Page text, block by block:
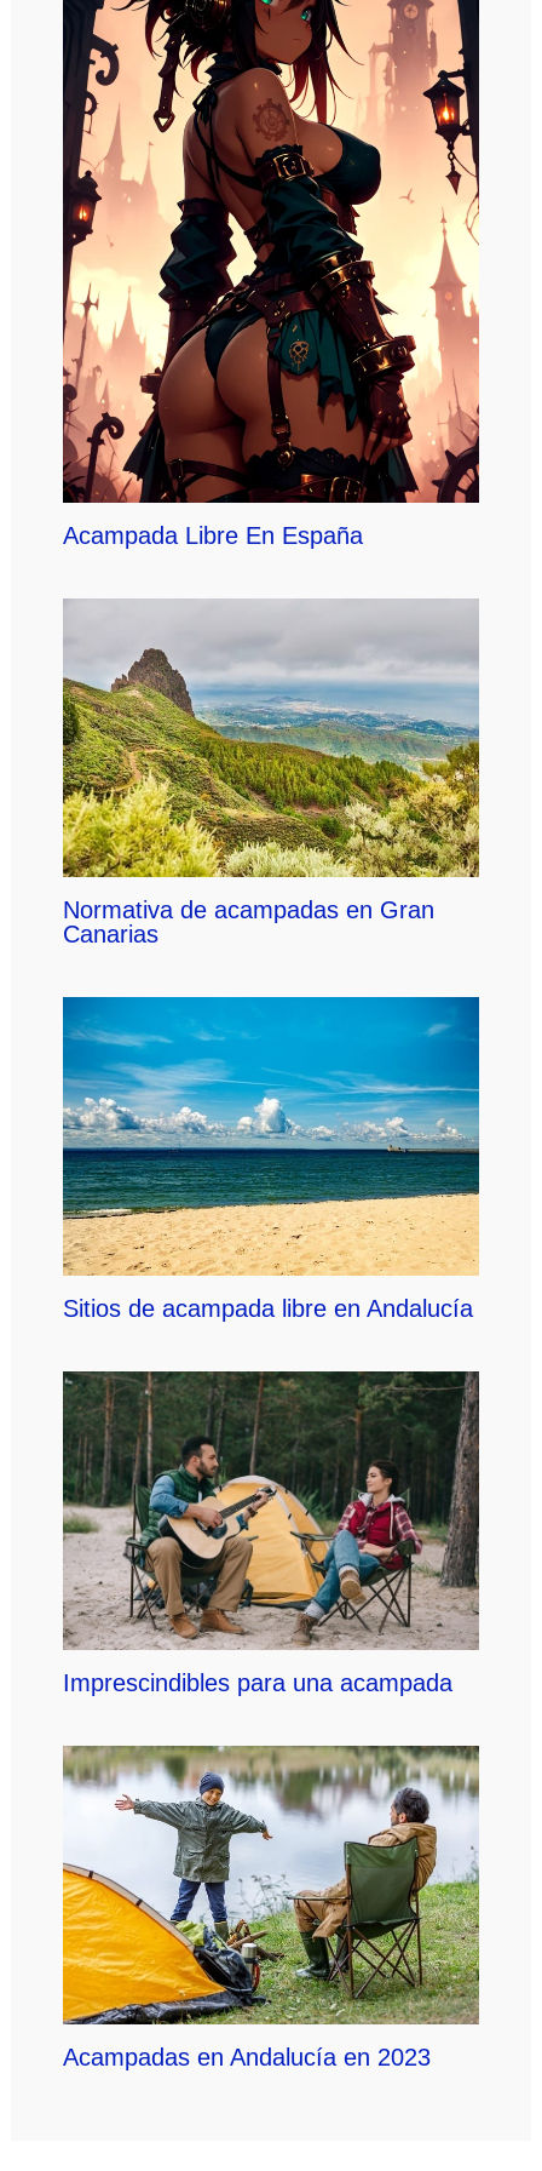
Acampada Libre En España
Normativa de acampadas en Gran
Canarias
Sitios de acampada libre en Andalucía
Imprescindibles para una acampada
Acampadas en Andalucía en 2023